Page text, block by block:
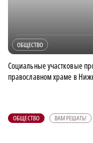
ОБЩЕСТВО
Социальные участковые
православном храме в
ОБЩЕСТВО ВАМ РЕШАТЬ!